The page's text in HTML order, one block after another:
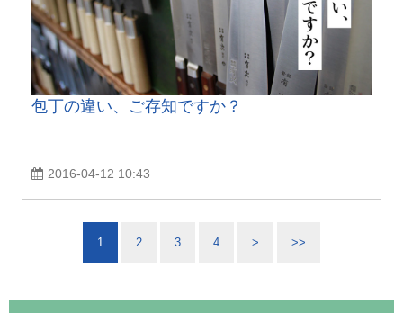
包丁の違い、ご存知ですか？
2016-04-12 10:43
1 2 3 4 > >>